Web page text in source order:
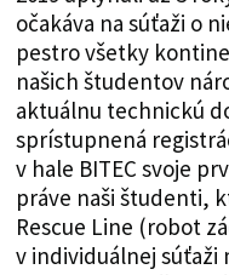
očakáva na súťaži o
pestro všetky
našich študentov
aktuálnu technickú
sprístupnená
v hale BITEC svoje
práve naši študenti,
Rescue Line (robot
v individuálnej súťaži